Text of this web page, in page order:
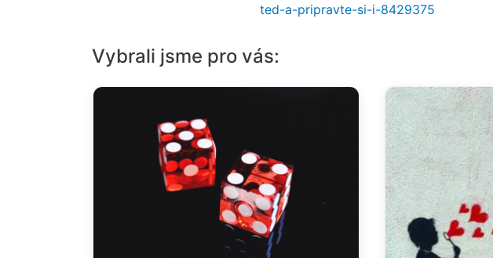
ted-a-pripravte-si-i-8429375
Vybrali jsme pro vás: